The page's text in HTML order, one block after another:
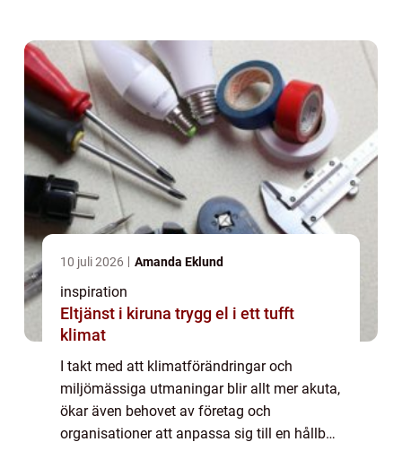
10 juli 2026 Amanda Eklund
inspiration
Eltjänst i kiruna trygg el i ett tufft
klimat
I takt med att klimatförändringar och
miljömässiga utmaningar blir allt mer akuta,
ökar även behovet av företag och
organisationer att anpassa sig till en hållbar